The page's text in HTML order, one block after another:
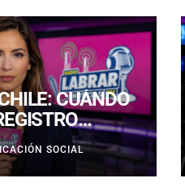
CUÁNDO
SOCIAL